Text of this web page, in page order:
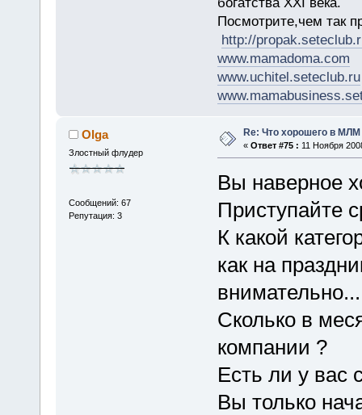
Посмотрите,чем так
http://
www.mamadoma.com
www.uchitel.seteclub.ru
Olga
Злостный флудер
Сообщений: 67
Репутация: 3
Re: Что хорошего в МЛМ
« Ответ #75 : 11 Ноября
Вы наверное
Приступайте
К какой
как на
внимательно...
Сколько в
компании ?
Есть ли у вас
Вы только